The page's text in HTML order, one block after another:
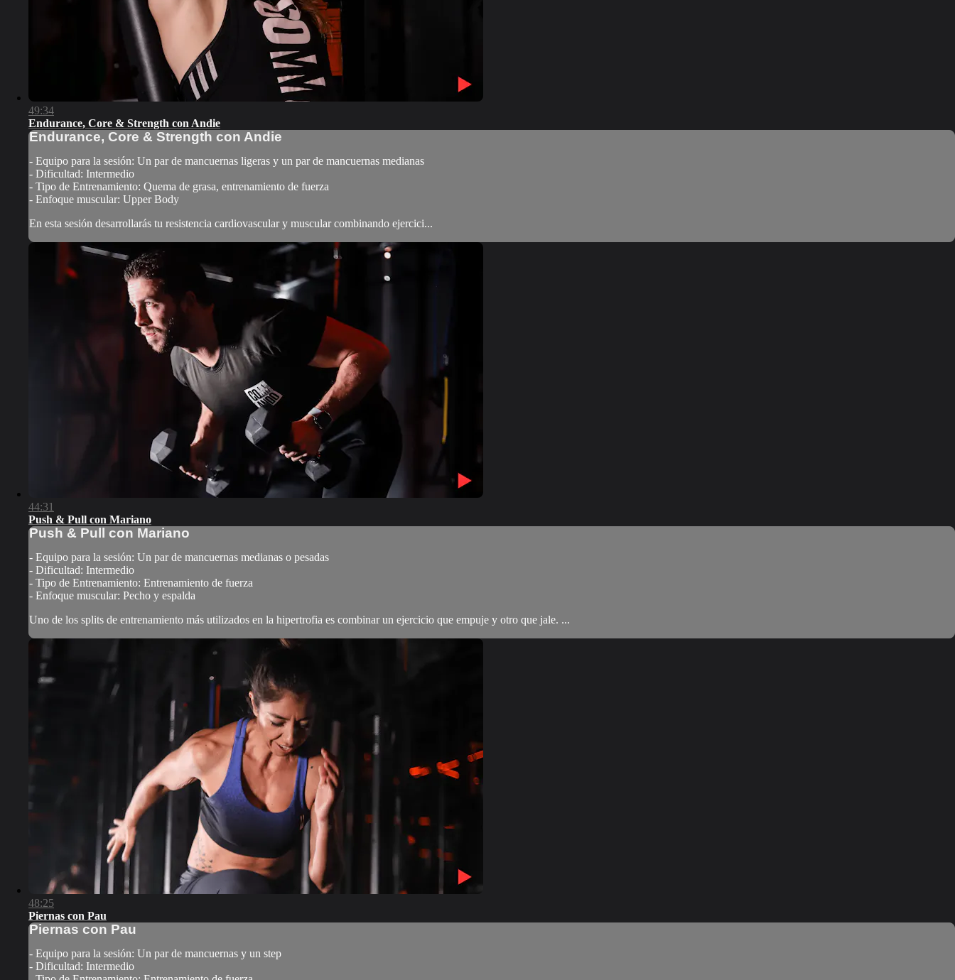
49:34
Endurance, Core & Strength con Andie
Endurance, Core & Strength con Andie
- Equipo para la sesión: Un par de mancuernas ligeras y un par de mancuernas medianas
- Dificultad: Intermedio
- Tipo de Entrenamiento: Quema de grasa, entrenamiento de fuerza
- Enfoque muscular: Upper Body
En esta sesión desarrollarás tu resistencia cardiovascular y muscular combinando ejercici...
44:31
Push & Pull con Mariano
Push & Pull con Mariano
- Equipo para la sesión: Un par de mancuernas medianas o pesadas
- Dificultad: Intermedio
- Tipo de Entrenamiento: Entrenamiento de fuerza
- Enfoque muscular: Pecho y espalda
Uno de los splits de entrenamiento más utilizados en la hipertrofia es combinar un ejercicio que empuje y otro que jale. ...
48:25
Piernas con Pau
Piernas con Pau
- Equipo para la sesión: Un par de mancuernas y un step
- Dificultad: Intermedio